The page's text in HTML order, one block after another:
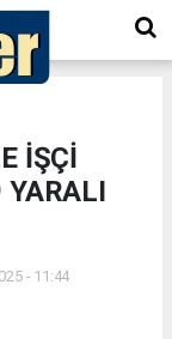
İŞÇİ
YARALI
- 11:44